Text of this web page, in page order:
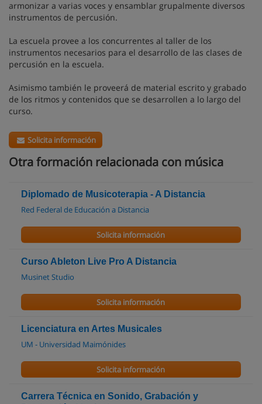
armonizar a varias voces y ensamblar grupalmente diversos
instrumentos de percusión.
La escuela provee a los concurrentes al taller de los
instrumentos necesarios para el desarrollo de las clases de
percusión en la escuela.
Asimismo también le proveerá de material escrito y grabado
de los ritmos y contenidos que se desarrollen a lo largo del
curso.
Solicita información
Otra formación relacionada con música
Diplomado de Musicoterapia - A Distancia
Red Federal de Educación a Distancia
Solicita información
Curso Ableton Live Pro A Distancia
Musinet Studio
Solicita información
Licenciatura en Artes Musicales
UM - Universidad Maimónides
Solicita información
Carrera Técnica en Sonido, Grabación y